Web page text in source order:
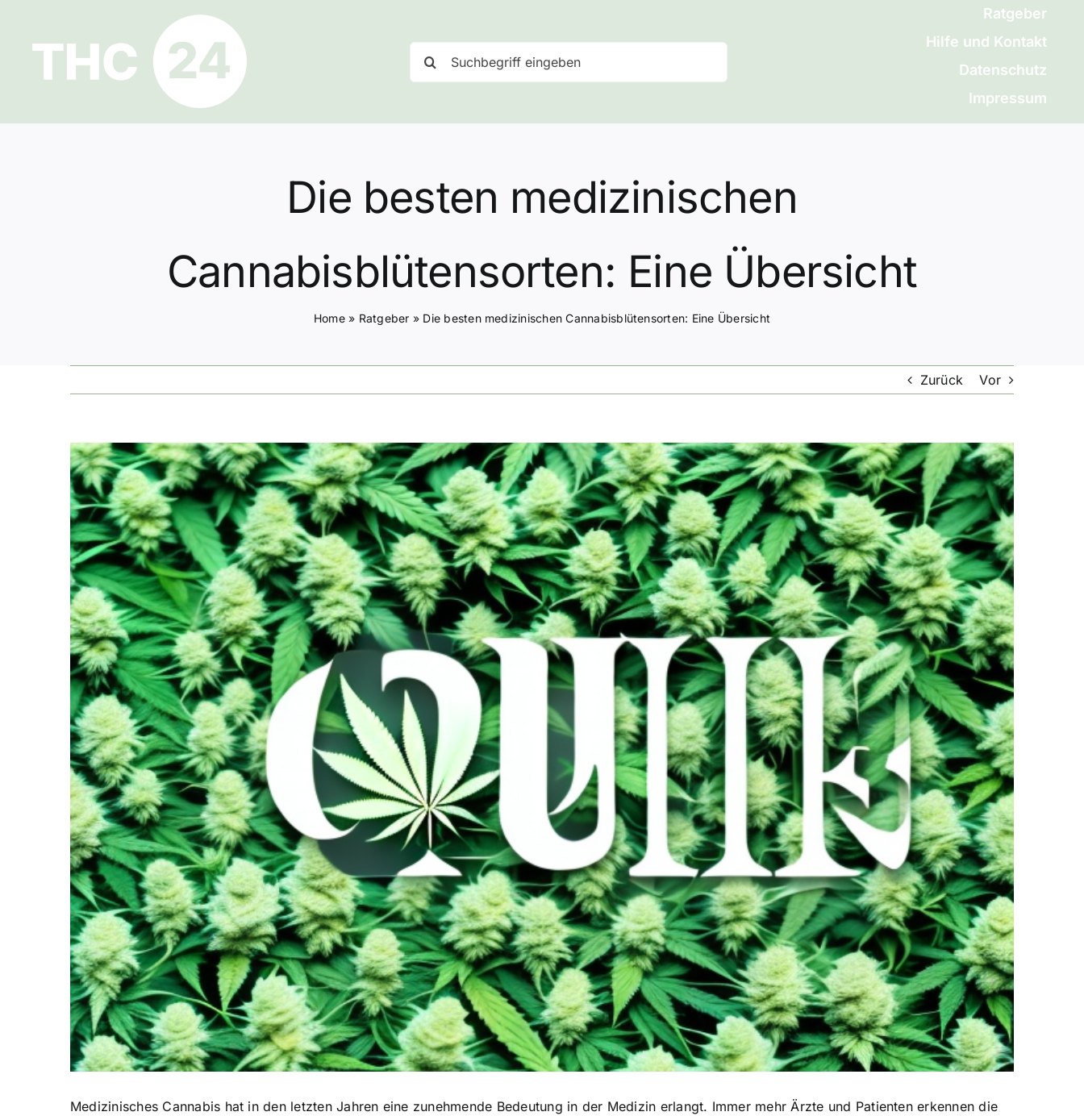
springen
nach:
Ratgeber
Hilfe und Kontakt
Datenschutz
Impressum
Die besten medizinischen
Cannabisblütensorten: Eine Übersicht
Home» Ratgeber » Die besten medizinischen Cannabisblütensorten: Eine Übersicht
Zurück Vor
Zeige
grösseres
Bild
Medizinisches Cannabis hat in den letzten Jahren eine zunehmende Bedeutung in der Medizin erlangt. Immer mehr Ärzte und Patienten erkennen die